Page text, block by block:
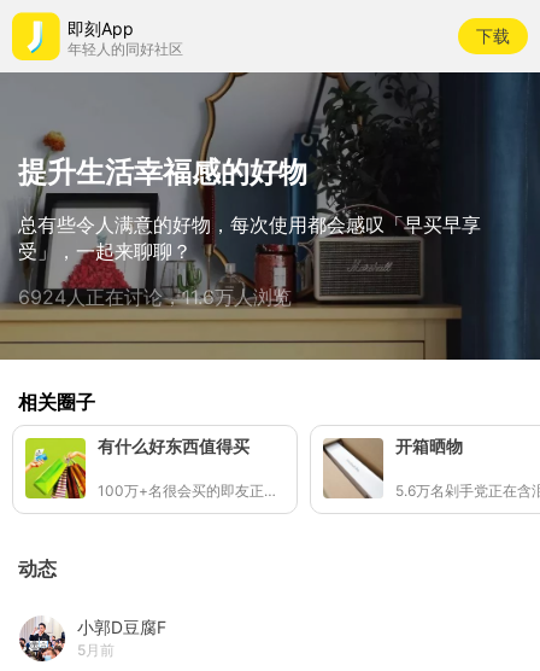
即刻App
年轻人的同好社区
下载
提升生活幸福感的好物
总有些令人满意的好物，每次使用都会感叹「早买早享
受」，一起来聊聊？
6924人正在讨论，11.6万人浏览
相关圈子
有什么好东西值得买
100万+名很会买的即友正在分享好东西🛒✨
开箱晒物
5.6万名剁手党正在含
动态
小郭D豆腐F
5月前